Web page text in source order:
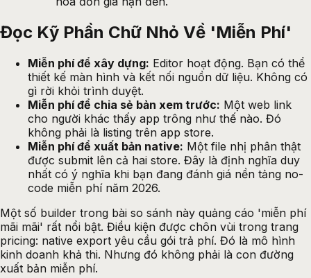
Đọc Kỹ Phần Chữ Nhỏ Về 'Miễn Phí'
Miễn phí để xây dựng: Editor hoạt động. Bạn có thể
thiết kế màn hình và kết nối nguồn dữ liệu. Không có
gì rời khỏi trình duyệt.
Miễn phí để chia sẻ bản xem trước: Một web link
cho người khác thấy app trông như thế nào. Đó
không phải là listing trên app store.
Miễn phí để xuất bản native: Một file nhị phân thật
được submit lên cả hai store. Đây là định nghĩa duy
nhất có ý nghĩa khi bạn đang đánh giá nền tảng no-
code miễn phí năm 2026.
Một số builder trong bài so sánh này quảng cáo 'miễn phí
mãi mãi' rất nổi bật. Điều kiện được chôn vùi trong trang
pricing: native export yêu cầu gói trả phí. Đó là mô hình
kinh doanh khả thi. Nhưng đó không phải là con đường
xuất bản miễn phí.